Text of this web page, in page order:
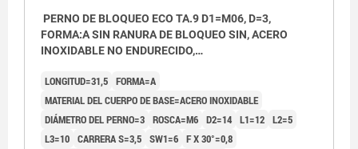
PERNO DE BLOQUEO ECO TA.9 D1=M06, D=3,
FORMA:A SIN RANURA DE BLOQUEO SIN, ACERO
INOXIDABLE NO ENDURECIDO,
LONGITUD=31,5 FORMA=A
MATERIAL DEL CUERPO DE BASE=ACERO INOXIDABLE
DIÁMETRO DEL PERNO=3 ROSCA=M6 D2=14 L1=12 L2=5
L3=10 CARRERA S=3,5 SW1=6 F X 30°=0,8